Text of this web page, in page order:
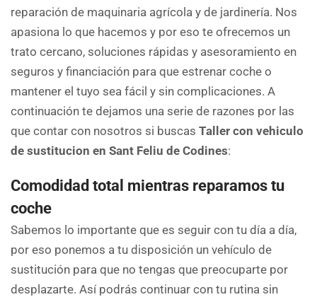
reparación de maquinaria agrícola y de jardinería. Nos
apasiona lo que hacemos y por eso te ofrecemos un
trato cercano, soluciones rápidas y asesoramiento en
seguros y financiación para que estrenar coche o
mantener el tuyo sea fácil y sin complicaciones. A
continuación te dejamos una serie de razones por las
que contar con nosotros si buscas Taller con vehiculo
de sustitucion en Sant Feliu de Codines:
Comodidad total mientras reparamos tu
coche
Sabemos lo importante que es seguir con tu día a día,
por eso ponemos a tu disposición un vehículo de
sustitución para que no tengas que preocuparte por
desplazarte. Así podrás continuar con tu rutina sin